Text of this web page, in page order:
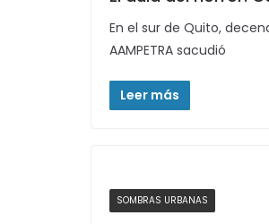
En el sur de Quito,
AAMPETRA sacudió
Leer más
SOMBRAS URBANAS